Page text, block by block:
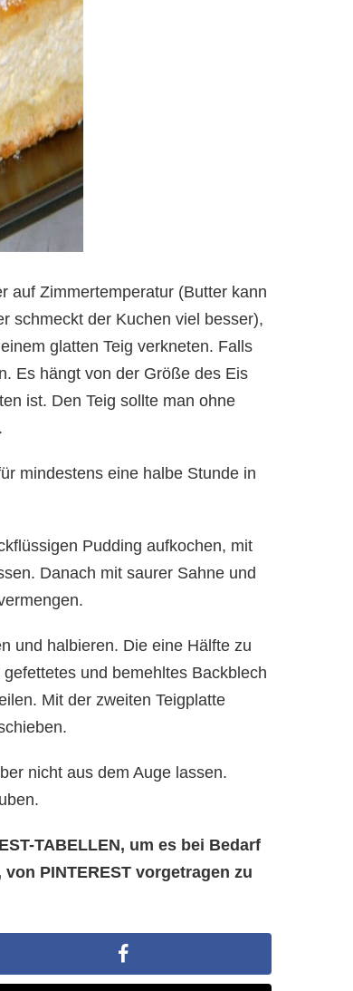
auf Zimmertemperatur (Butter kann
schmeckt der Kuchen viel besser),
glatten Teig verkneten. Falls
Es hängt von der Größe des Eis
ist. Den Teig sollte man ohne
mindestens eine halbe Stunde in
Pudding aufkochen, mit
Danach mit saurer Sahne und
und halbieren. Die eine Hälfte zu
und bemehltes Backblech
Mit der zweiten Teigplatte
nicht aus dem Auge lassen.
TABELLEN, um es bei Bedarf
PINTEREST vorgetragen zu